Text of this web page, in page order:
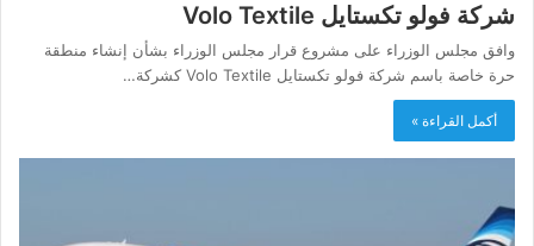
شركة فولو تكستايل Volo Textile
وافق مجلس الوزراء على مشروع قرار مجلس الوزراء بشأن إنشاء منطقة
حرة خاصة باسم شركة فولو تكستايل Volo Textile كشركة…
أكمل القراءة »